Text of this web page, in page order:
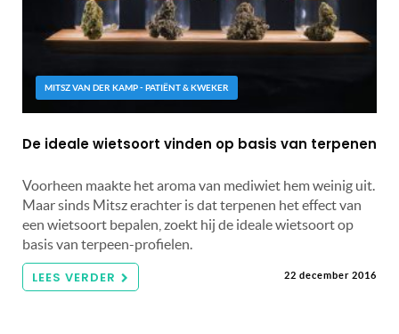
MITSZ VAN DER KAMP - PATIËNT & KWEKER
De ideale wietsoort vinden op basis van terpenen
Voorheen maakte het aroma van mediwiet hem weinig uit.
Maar sinds Mitsz erachter is dat terpenen het effect van
een wietsoort bepalen, zoekt hij de ideale wietsoort op
basis van terpeen-profielen.
LEES VERDER 22 december 2016